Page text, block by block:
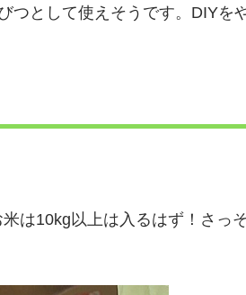
つとして使えそうです。DIYを
は10kg以上は入るはず！さっ